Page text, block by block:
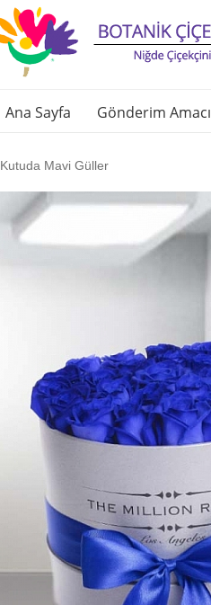
Ana Sayfa Gönderim Amacı
Kutuda Mavi Güller